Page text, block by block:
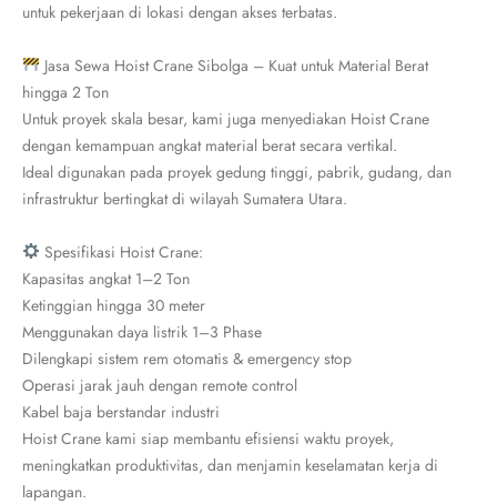
untuk pekerjaan di lokasi dengan akses terbatas.
Jasa Sewa Hoist Crane Sibolga – Kuat untuk Material Berat
hingga 2 Ton
Untuk proyek skala besar, kami juga menyediakan Hoist Crane
dengan kemampuan angkat material berat secara vertikal.
Ideal digunakan pada proyek gedung tinggi, pabrik, gudang, dan
infrastruktur bertingkat di wilayah Sumatera Utara.
Spesifikasi Hoist Crane:
Kapasitas angkat 1–2 Ton
Ketinggian hingga 30 meter
Menggunakan daya listrik 1–3 Phase
Dilengkapi sistem rem otomatis & emergency stop
Operasi jarak jauh dengan remote control
Kabel baja berstandar industri
Hoist Crane kami siap membantu efisiensi waktu proyek,
meningkatkan produktivitas, dan menjamin keselamatan kerja di
lapangan.